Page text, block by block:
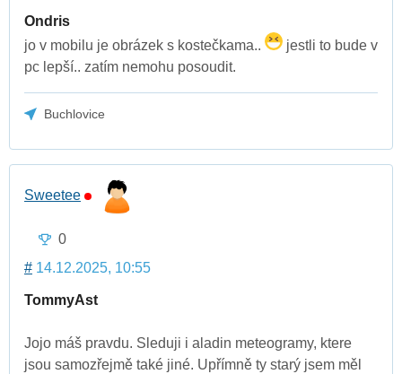
Ondris
jo v mobilu je obrázek s kostečkama..
jestli to bude v
pc lepší.. zatím nemohu posoudit.
Buchlovice
Sweetee
0
# 14.12.2025, 10:55
TommyAst
Jojo máš pravdu. Sleduji i aladin meteogramy, ktere
jsou samozřejmě také jiné. Upřímně ty starý jsem měl